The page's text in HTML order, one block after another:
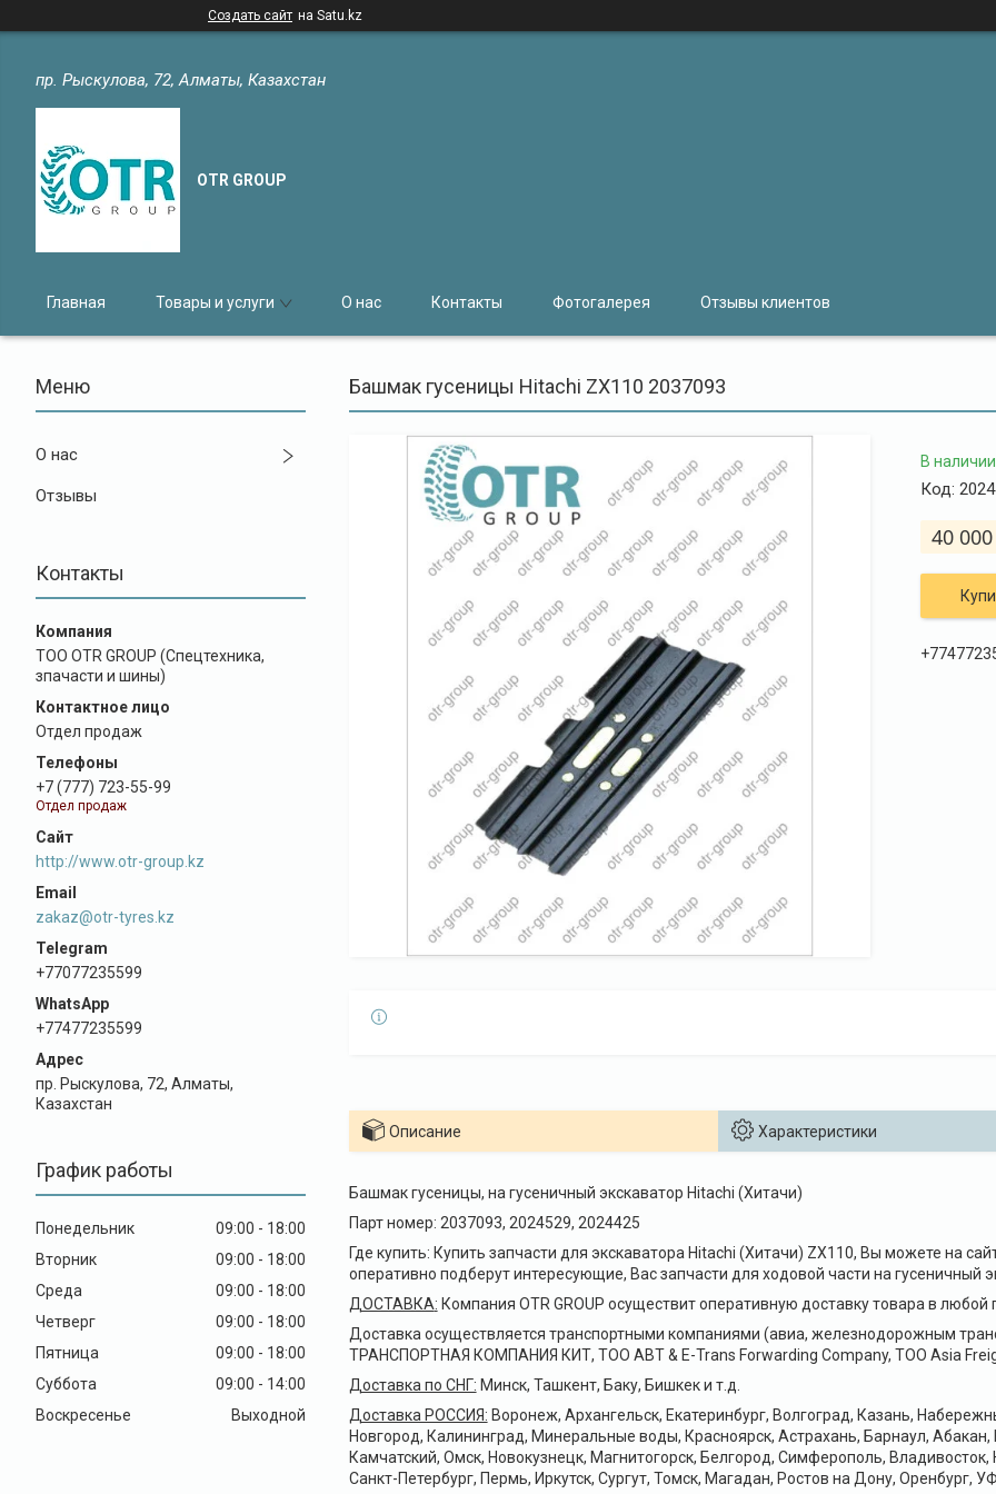
Создать сайт на Satu.kz
пр. Рыскулова, 72, Алматы, Казахстан
OTR GROUP
Главная Товары и услуги О нас Контакты Фотогалерея Отзывы клиентов
О нас
Отзывы
Контакты
ТОО OTR GROUP (Спецтехника,
зпачасти и шины)
Отдел продаж
+7 (777) 723-55-99
Отдел продаж
http://www.otr-group.kz
zakaz@otr-tyres.kz
+77077235599
+77477235599
пр. Рыскулова, 72, Алматы,
Казахстан
График работы
Понедельник 09:00
18:00
Вторник
09:00
18:00
Среда
09:00
18:00
Четверг
09:00
18:00
Пятница
09:00
18:00
Суббота
09:00
14:00
Воскресенье
Выходной
Башмак гусеницы Hitachi ZX110 2037093
В наличии
Код:
40
Описание Характеристики
Башмак гусеницы, на гусеничный экскаватор Hitachi (Хитачи)
Парт номер: 2037093, 2024529, 2024425
Где купить: Купить запчасти для экскаватора Hitachi (Хитачи) ZX110, Вы можете на
оперативно подберут интересующие, Вас запчасти для ходовой части на гусеничный
ДОСТАВКА: Компания OTR GROUP осуществит оперативную доставку товара в любой
Доставка осуществляется транспортными компаниями (авиа, железнодорожным
ТРАНСПОРТНАЯ КОМПАНИЯ КИТ, ТОО ABT & E-Trans Forwarding Company, ТОО Asia
Доставка по СНГ: Минск, Ташкент, Баку, Бишкек и т.д.
Доставка РОССИЯ: Воронеж, Архангельск, Екатеринбург, Волгоград, Казань,
Новгород, Калининград, Минеральные воды, Красноярск, Астрахань, Барнаул,
Камчатский, Омск, Новокузнецк, Магнитогорск, Белгород, Симферополь,
Санкт-Петербург, Пермь, Иркутск, Сургут, Томск, Магадан, Ростов на Дону, Оренбург,